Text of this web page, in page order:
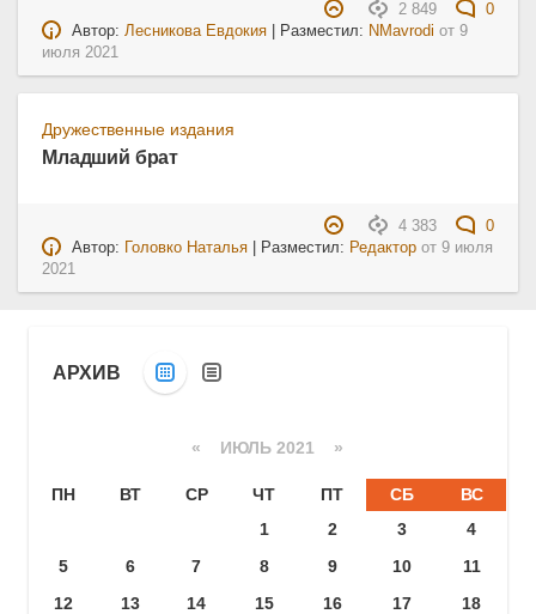
2 849
0
Автор:Лесникова Евдокия | Разместил: NMavrodi от9
июля 2021
Дружественные издания
Младший брат
4 383
0
Автор: Головко Наталья | Разместил: Редактор от9 июля
2021
АРХИВ
« ИЮЛЬ 2021 »
ПН ВТ СР ЧТ ПТ СБ
ВС
1
2 3
4
5
6 7 8 9 10
11
12
13 14 15 16 17
18